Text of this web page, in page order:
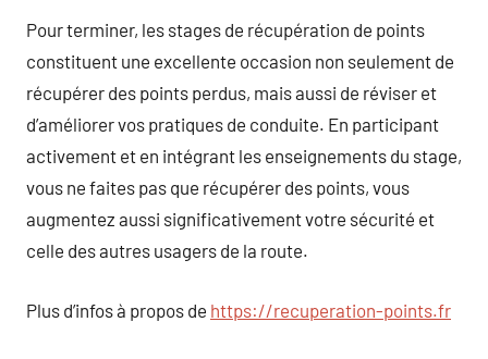
Pour terminer, les stages de récupération de points
constituent une excellente occasion non seulement de
récupérer des points perdus, mais aussi de réviser et
d’améliorer vos pratiques de conduite. En participant
activement et en intégrant les enseignements du stage,
vous ne faites pas que récupérer des points, vous
augmentez aussi significativement votre sécurité et
celle des autres usagers de la route.
Plus d’infos à propos de https://recuperation-points.fr